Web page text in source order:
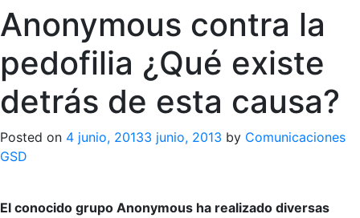
Anonymous contra la
pedofilia ¿Qué existe
detrás de esta causa?
Posted on 4 junio, 20133 junio, 2013 by Comunicaciones
GSD
El conocido grupo Anonymous ha realizado diversas